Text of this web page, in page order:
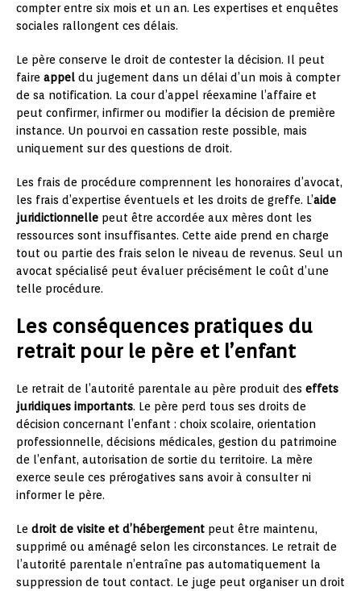
compter entre six mois et un an. Les expertises et enquêtes
sociales rallongent ces délais.
Le père conserve le droit de contester la décision. Il peut
faire appel du jugement dans un délai d’un mois à compter
de sa notification. La cour d’appel réexamine l’affaire et
peut confirmer, infirmer ou modifier la décision de première
instance. Un pourvoi en cassation reste possible, mais
uniquement sur des questions de droit.
Les frais de procédure comprennent les honoraires d’avocat,
les frais d’expertise éventuels et les droits de greffe. L’aide
juridictionnelle peut être accordée aux mères dont les
ressources sont insuffisantes. Cette aide prend en charge
tout ou partie des frais selon le niveau de revenus. Seul un
avocat spécialisé peut évaluer précisément le coût d’une
telle procédure.
Les conséquences pratiques du
retrait pour le père et l’enfant
Le retrait de l’autorité parentale au père produit des effets
juridiques importants. Le père perd tous ses droits de
décision concernant l’enfant : choix scolaire, orientation
professionnelle, décisions médicales, gestion du patrimoine
de l’enfant, autorisation de sortie du territoire. La mère
exerce seule ces prérogatives sans avoir à consulter ni
informer le père.
Le droit de visite et d’hébergement peut être maintenu,
supprimé ou aménagé selon les circonstances. Le retrait de
l’autorité parentale n’entraîne pas automatiquement la
suppression de tout contact. Le juge peut organiser un droit